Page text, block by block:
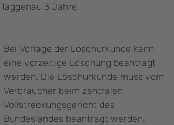
Taggenau 3 Jahre
Bei Vorlage der Löschurkunde kann
eine vorzeitige Löschung beantragt
werden. Die Löschurkunde muss vom
Verbraucher beim zentralen
Vollstreckungsgericht des
Bundeslandes beantragt werden.